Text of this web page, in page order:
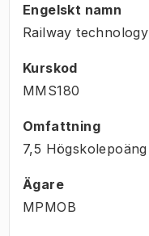
Engelskt namn
Railway technology
Kurskod
MMS180
Omfattning
7,5 Högskolepoäng
Ägare
MPMOB